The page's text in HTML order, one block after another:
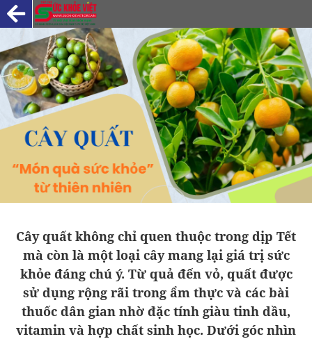
Cây quất không chỉ quen thuộc trong dịp Tết
mà còn là một loại cây mang lại giá trị sức
khỏe đáng chú ý. Từ quả đến vỏ, quất được
sử dụng rộng rãi trong ẩm thực và các bài
thuốc dân gian nhờ đặc tính giàu tinh dầu,
vitamin và hợp chất sinh học. Dưới góc nhìn